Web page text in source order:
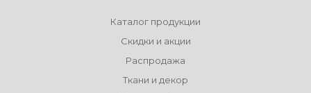
Каталог продукции
Скидки и акции
Распродажа
Ткани и декор